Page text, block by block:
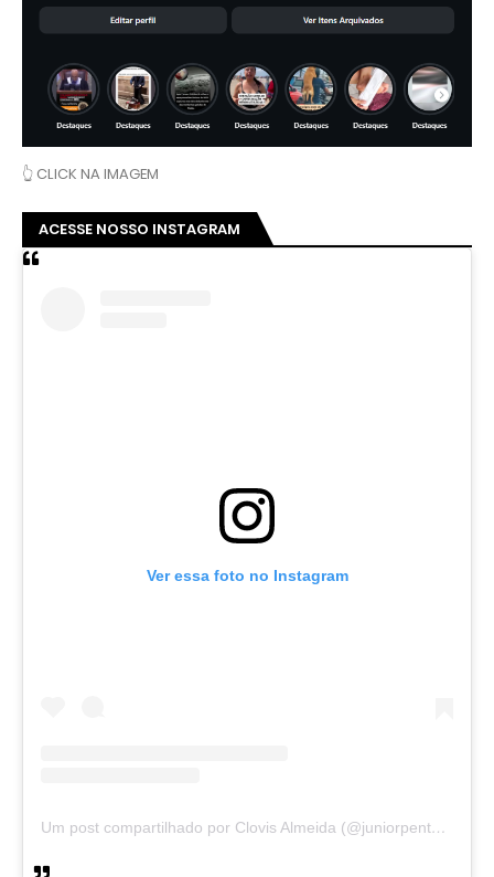
👆 CLICK NA IMAGEM
ACESSE NOSSO INSTAGRAM
Ver essa foto no Instagram
Um post compartilhado por Clovis Almeida (@juniorpentecoste01)